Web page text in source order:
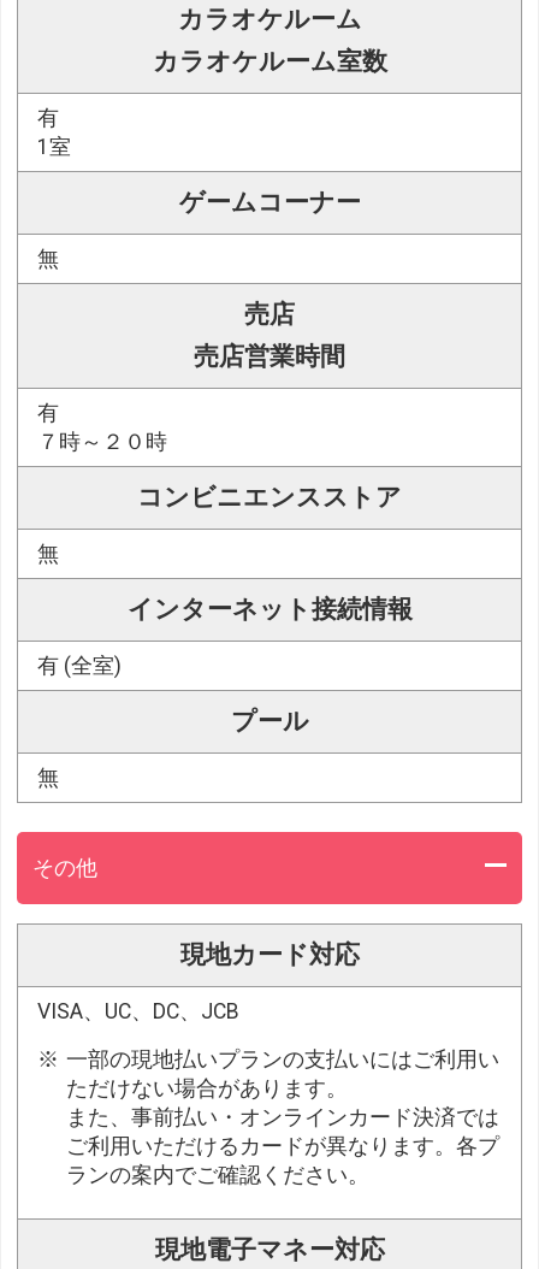
カラオケルーム
カラオケルーム室数
有
1室
ゲームコーナー
無
売店
売店営業時間
有
７時～２０時
コンビニエンスストア
無
インターネット接続情報
有 (全室)
プール
無
その他
現地カード対応
VISA、UC、DC、JCB
一部の現地払いプランの支払いにはご利用い
ただけない場合があります。
また、事前払い・オンラインカード決済では
ご利用いただけるカードが異なります。各プ
ランの案内でご確認ください。
現地電子マネー対応